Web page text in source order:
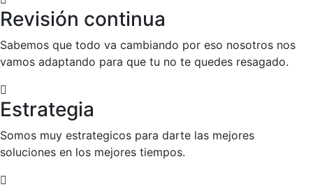
Revisión continua
Sabemos que todo va cambiando por eso nosotros nos
vamos adaptando para que tu no te quedes resagado.
Estrategia
Somos muy estrategicos para darte las mejores
soluciones en los mejores tiempos.